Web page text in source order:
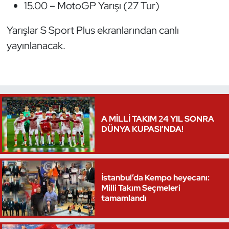
15.00 – MotoGP Yarışı (27 Tur)
Yarışlar S Sport Plus ekranlarından canlı
yayınlanacak.
A MİLLİ TAKIM 24 YIL SONRA
DÜNYA KUPASI’NDA!
İstanbul’da Kempo heyecanı:
Milli Takım Seçmeleri
tamamlandı
Özel Sporcular
Ragbi
Satranç
Su Topu
Sualtı Sporları
Tekvando
Tenis